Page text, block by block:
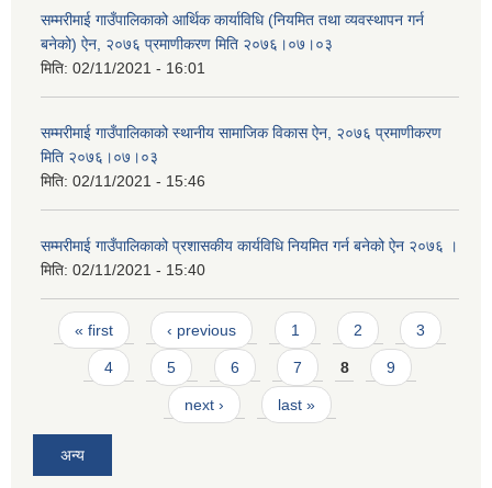
सम्मरीमाई गाउँपालिकाको आर्थिक कार्याविधि (नियमित तथा व्यवस्थापन गर्न
बनेको) ऐन, २०७६ प्रमाणीकरण मिति २०७६।०७।०३
मिति: 02/11/2021 - 16:01
सम्मरीमाई गाउँपालिकाको स्थानीय सामाजिक विकास ऐन, २०७६ प्रमाणीकरण
मिति २०७६।०७।०३
मिति: 02/11/2021 - 15:46
सम्मरीमाई गाउँपालिकाको प्रशासकीय कार्यविधि नियमित गर्न बनेको ऐन २०७६ ।
मिति: 02/11/2021 - 15:40
Pages
« first ‹ previous 1 2 3
4 5 6 7 8 9
next › last »
अन्य